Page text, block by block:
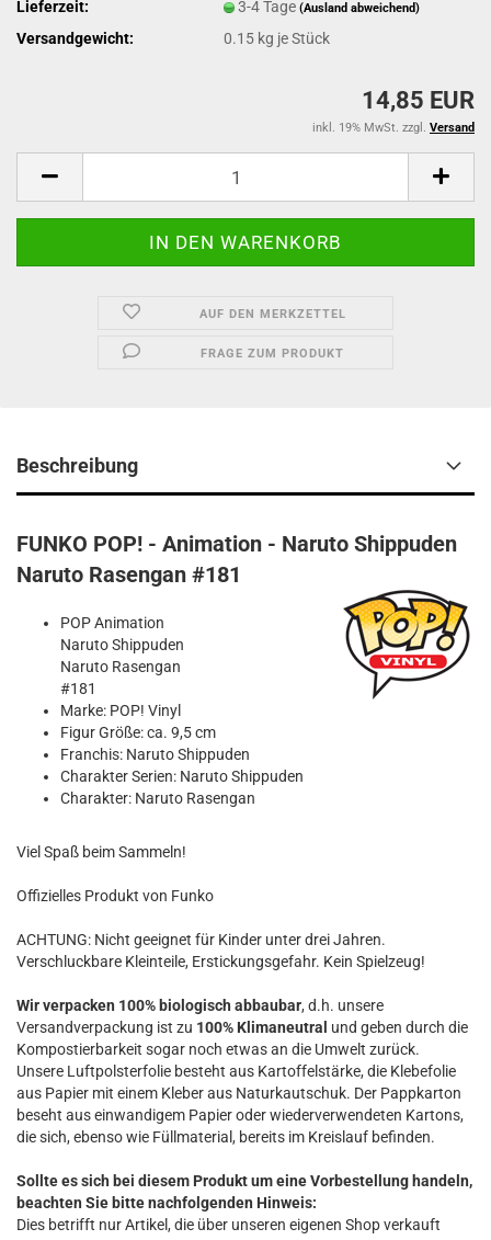
Lieferzeit:
3-4 Tage(Ausland abweichend)
Versandgewicht: 0.15 kg je Stück
14,85 EUR
inkl. 19% MwSt. zzgl. Versand
AUF DEN MERKZETTEL
FRAGE ZUM PRODUKT
Beschreibung
FUNKO POP! - Animation - Naruto Shippuden
Naruto Rasengan #181
POP Animation
Naruto Shippuden
Naruto Rasengan
#181
Marke: POP! Vinyl
Figur Größe: ca. 9,5 cm
Franchis: Naruto Shippuden
Charakter Serien: Naruto Shippuden
Charakter: Naruto Rasengan
Viel Spaß beim Sammeln!
Offizielles Produkt von Funko
ACHTUNG: Nicht geeignet für Kinder unter drei Jahren.
Verschluckbare Kleinteile, Erstickungsgefahr. Kein Spielzeug!
Wir verpacken 100% biologisch abbaubar, d.h. unsere
Versandverpackung ist zu 100% Klimaneutral und geben durch die
Kompostierbarkeit sogar noch etwas an die Umwelt zurück.
Unsere Luftpolsterfolie besteht aus Kartoffelstärke, die Klebefolie
aus Papier mit einem Kleber aus Naturkautschuk. Der Pappkarton
beseht aus einwandigem Papier oder wiederverwendeten Kartons,
die sich, ebenso wie Füllmaterial, bereits im Kreislauf befinden.
Sollte es sich bei diesem Produkt um eine Vorbestellung handeln,
beachten Sie bitte nachfolgenden Hinweis:
Dies betrifft nur Artikel, die über unseren eigenen Shop verkauft